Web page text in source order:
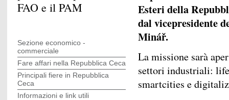
Esteri della
dal vicepresidente
Minář.
La missione sarà
settori industriali:
smartcities e
FAO e il PAM
Sezione economico -
commerciale
Fare affari nella Repubblica Ceca
Principali fiere in Repubblica
Ceca
Informazioni e link utili